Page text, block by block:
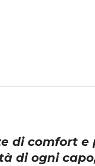
di comfort
di ogni